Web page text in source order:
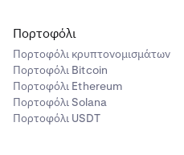
Πορτοφόλι
Πορτοφόλι κρυπτονομισμάτων
Πορτοφόλι Bitcoin
Πορτοφόλι Ethereum
Πορτοφόλι Solana
Πορτοφόλι USDT